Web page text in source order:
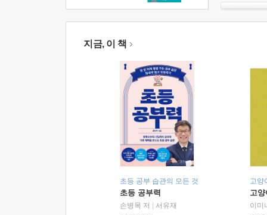
지금, 이 책
초등 공부 습관의 모든 것
초등 공부력
손병목 저
서유재
고양
고
이미